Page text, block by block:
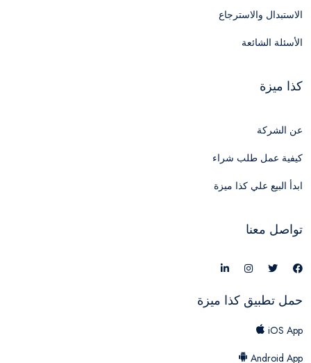
الاستبدال والاسترجاع
الأسئلة الشائعة
كذا ميزة
عن الشركة
كيفية عمل طلب شراء
ابدأ البيع علي كذا ميزة
تواصل معنا
حمل تطبيق كذا ميزة
iOS App
Android App